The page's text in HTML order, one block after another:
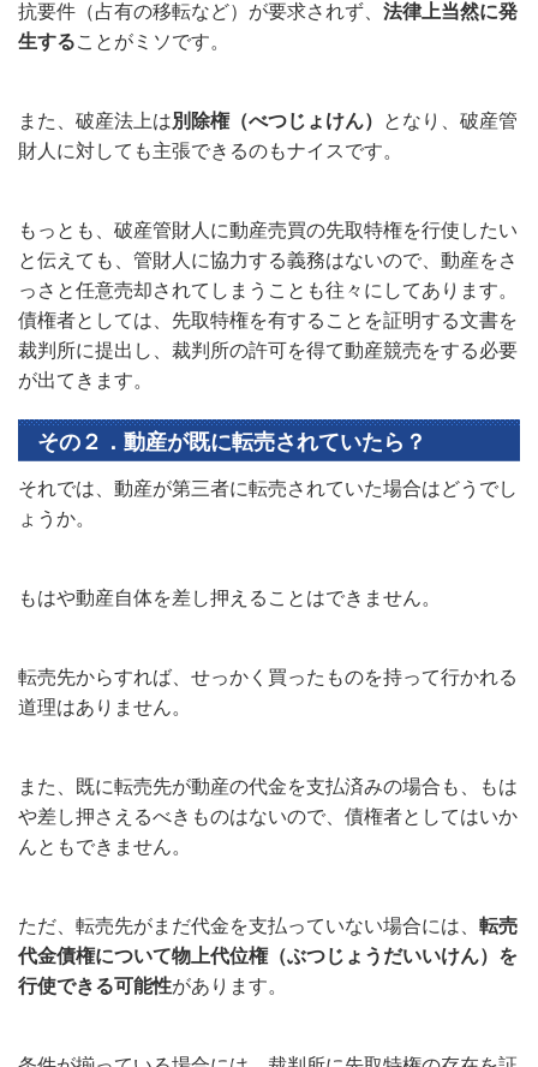
抗要件（占有の移転など）が要求されず、 法律上当然に発
生することがミソです。
また、破産法上は別除権（べつじょけん）
となり、破産管
財人に対しても主張できるのもナイスです。
もっとも、破産管財人に動産売買の先取特権を行使したい
と伝えても、管財人に協力する義務はないので、動産をさ
っさと任意売却されてしまうことも往々にしてあります。
債権者としては、先取特権を有することを証明する文書を
裁判所に提出し、裁判所の許可を得て動産競売をする必要
が出てきます。
その２．動産が既に転売されていたら？
それでは、動産が第三者に転売されていた場合はどうでし
ょうか。
もはや動産自体を差し押えることはできません。
転売先からすれば、せっかく買ったものを持って行かれる
道理はありません。
また、既に転売先が動産の代金を支払済みの場合も、もは
や差し押さえるべきものはないので、債権者としてはいか
んともできません。
ただ、転売先がまだ代金を支払っていない場合には、 転売
代金債権について物上代位権（ぶつじょうだいいけん）を
行使できる可能性があります。